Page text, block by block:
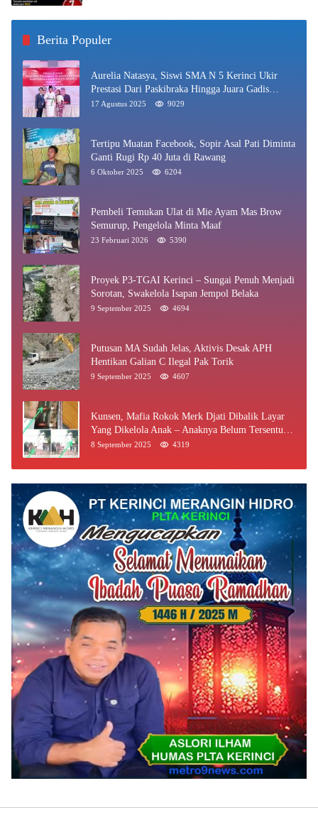
Berita Populer
Aurelia Natasya, Siswi SMA N 5 Kerinci Ukir
Prestasi Dari Paskibraka Hingga Juara Gadis
Kerinci 2025
17 Agustus 2025 9029
Tertipu Muatan Facebook, Sopir Asal Pati Diminta
Ganti Rugi Rp 40 Juta di Rawang
6 Oktober 2025 6204
Pembeli Temukan Ulat di Mie Ayam Mas Brow
Semurup, Pengelola Minta Maaf
23 Februari 2026 5390
Proyek P3-TGAI Kerinci – Sungai Penuh Menjadi
Sorotan, Swakelola Isapan Jempol Belaka
9 September 2025 4694
Putusan MA Sudah Jelas, Aktivis Desak APH
Hentikan Galian C Ilegal Pak Torik
9 September 2025 4607
Kunsen, Mafia Rokok Merk Djati Dibalik Layar
Yang Dikelola Anak – Anaknya Belum Tersentuh
Bea Cukai Jambi
8 September 2025 4319